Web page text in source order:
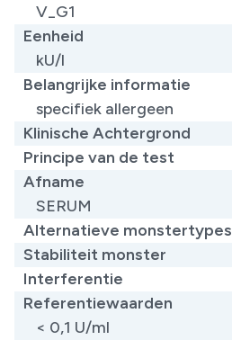
V_G1
Eenheid
kU/l
Belangrijke informatie
specifiek allergeen
Klinische Achtergrond
Principe van de test
Afname
SERUM
Alternatieve monstertypes
Stabiliteit monster
Interferentie
Referentiewaarden
< 0,1 U/ml